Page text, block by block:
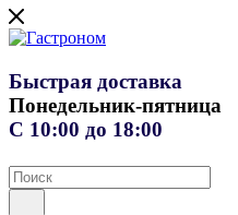
Быстрая доставка
Понедельник-пятница
С 10:00 до 18:00